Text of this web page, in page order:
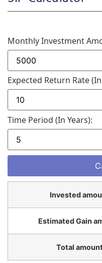
Monthly Investment
Expected Return Rate
Time Period (in Years):
Invested
Estimated Gain
Total amount